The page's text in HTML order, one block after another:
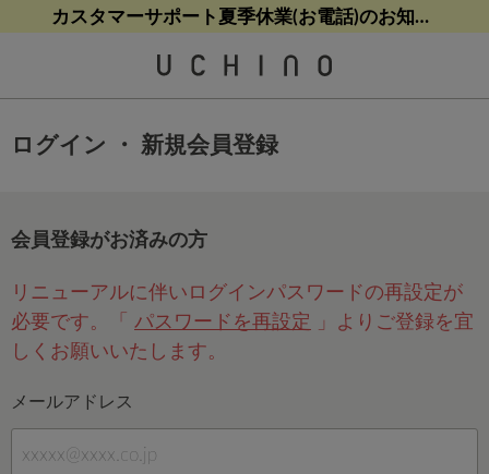
熊本地震等の影響によるお荷物配送について
【8/9(日)9:59まで！】最大10%ポイントバックカスタマーサポート夏季休業(お電話)のお知らせ
熊本地震等の影響によるお荷物配送について
【8/9(日)9:59まで！】最大10%ポイントバック
ログイン ・ 新規会員登録
会員登録がお済みの方
リニューアルに伴いログインパスワードの再設定が
必要です。「 パスワードを再設定
」よりご登録を宜
しくお願いいたします。
メールアドレス